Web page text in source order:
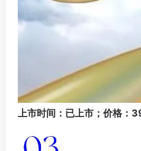
上市时间：已上市；价格：